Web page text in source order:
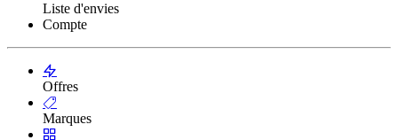
Liste d'envies
Compte
Offres
Marques